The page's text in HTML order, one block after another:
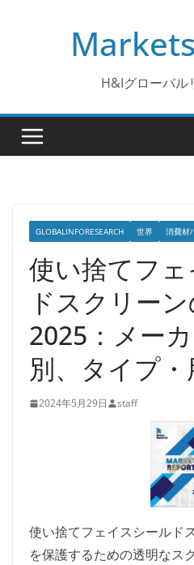
H&Iグローバル
GLOBALINFORESEARCH 世界 消費材
使い捨てフ
ドスクリー
2025：メー
別、タイプ・
2024年5月29日 staff
使い捨てフェイスシールド
を保護するための透明なス